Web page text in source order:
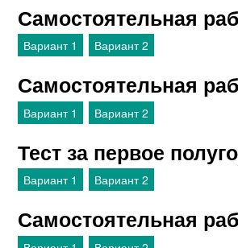
Самостоятельная
Вариант 1 Вариант 2
Самостоятельная
Вариант 1 Вариант 2
Тест за первое
Вариант 1 Вариант 2
Самостоятельная